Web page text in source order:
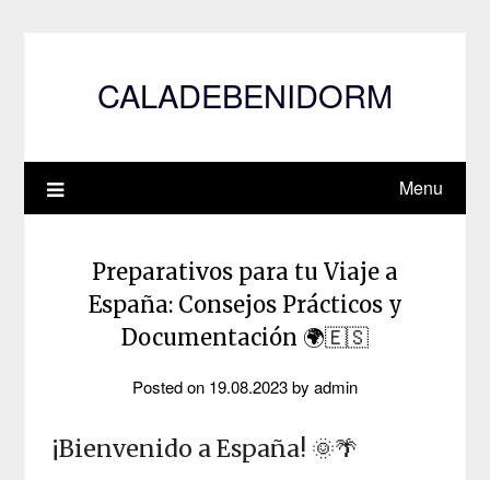
CALADEBENIDORM
Menu
Preparativos para tu Viaje a
España: Consejos Prácticos y
Documentación 🌍🇪🇸
Posted on 19.08.2023by admin
¡Bienvenido a España! 🌞🌴